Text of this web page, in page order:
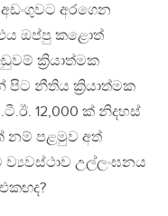
අරගෙන
ඔප්පු කළොත්
ක්‍රියාත්මක
නීතිය ක්‍රියාත්මක
12,000 ක් නිදහස්
නම් පළමුව අත්
උල්ලංඝනය